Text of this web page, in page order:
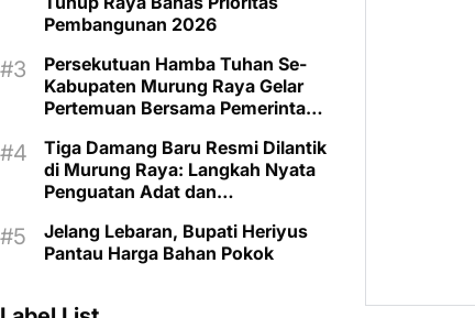
Pembangunan 2026
Persekutuan Hamba Tuhan Se-
Kabupaten Murung Raya Gelar
Pertemuan Bersama Pemerintah
Tiga Damang Baru Resmi Dilantik
di Murung Raya: Langkah Nyata
Penguatan Adat dan
Jelang Lebaran, Bupati Heriyus
Pantau Harga Bahan Pokok